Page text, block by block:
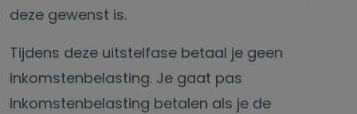
deze gewenst is.
Tijdens deze uitstelfase betaal je geen
inkomstenbelasting. Je gaat pas
inkomstenbelasting betalen als je de